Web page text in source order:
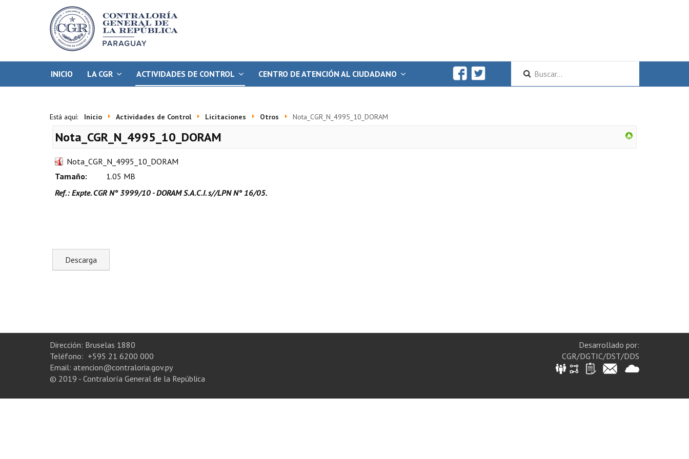
INICIO LA CGR ACTIVIDADES DE CONTROL CENTRO DE ATENCIÓN AL CIUDADANO
Está aquí: Inicio Actividades de Control Licitaciones Otros Nota_CGR_N_4995_10_DORAM
Nota_CGR_N_4995_10_DORAM
Nota_CGR_N_4995_10_DORAM
Tamaño:
1.05 MB
Ref.: Expte. CGR N° 3999/10 - DORAM S.A.C.I. s//LPN N° 16/05.
Dirección: Bruselas 1880
Teléfono: +595 21 6200 000
Email: atencion@contraloria.gov.py
© 2019 - Contraloría General de la República
Desarrollado por:
CGR/DGTIC/DST/DDS